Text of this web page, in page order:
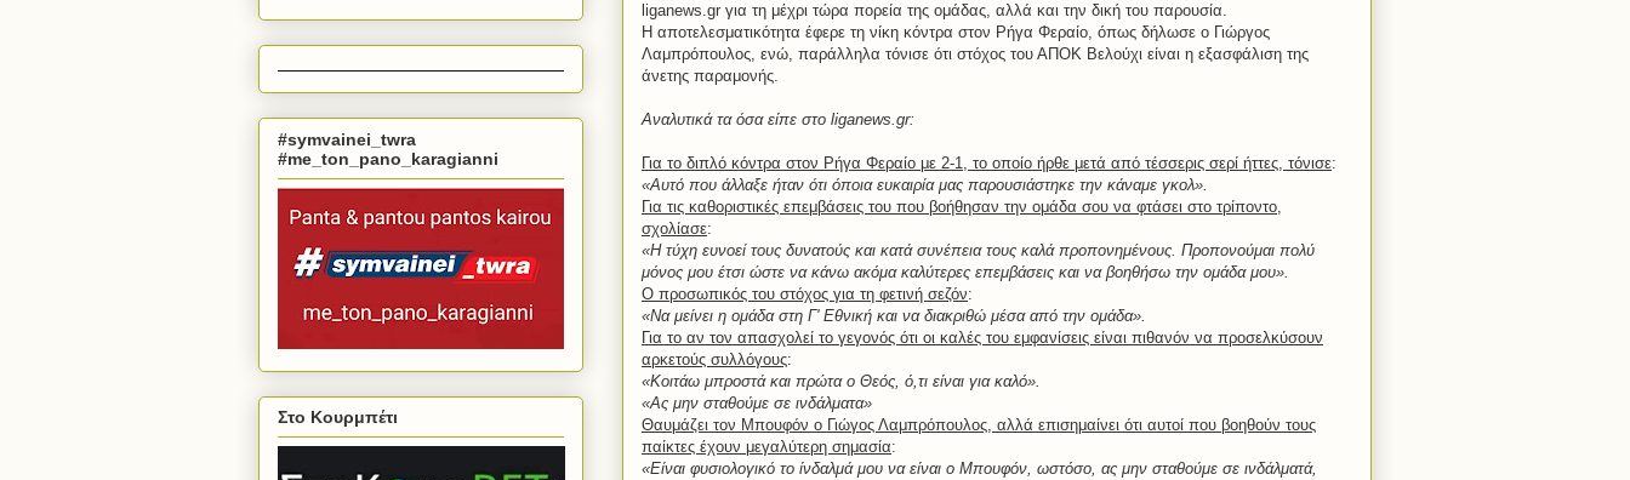
liganews.gr για τη μέχρι τώρα πορεία της ομάδας, αλλά και την δική του παρουσία.
Η αποτελεσματικότητα έφερε τη νίκη κόντρα στον Ρήγα Φεραίο, όπως δήλωσε ο Γιώργος
Λαμπρόπουλος, ενώ, παράλληλα τόνισε ότι στόχος του ΑΠΟΚ Βελούχι είναι η εξασφάλιση της
άνετης παραμονής.
Αναλυτικά τα όσα είπε στο liganews.gr:
Για το διπλό κόντρα στον Ρήγα Φεραίο με 2-1, το οποίο ήρθε μετά από τέσσερις σερί ήττες, τόνισε:
«Αυτό που άλλαξε ήταν ότι όποια ευκαιρία μας παρουσιάστηκε την κάναμε γκολ».
Για τις καθοριστικές επεμβάσεις του που βοήθησαν την ομάδα σου να φτάσει στο τρίποντο,
σχολίασε:
«Η τύχη ευνοεί τους δυνατούς και κατά συνέπεια τους καλά προπονημένους. Προπονούμαι πολύ
μόνος μου έτσι ώστε να κάνω ακόμα καλύτερες επεμβάσεις και να βοηθήσω την ομάδα μου».
Ο προσωπικός του στόχος για τη φετινή σεζόν:
«Να μείνει η ομάδα στη Γ' Εθνική και να διακριθώ μέσα από την ομάδα».
Για το αν τον απασχολεί το γεγονός ότι οι καλές του εμφανίσεις είναι πιθανόν να προσελκύσουν
αρκετούς συλλόγους:
«Κοιτάω μπροστά και πρώτα ο Θεός, ό,τι είναι για καλό».
«Ας μην σταθούμε σε ινδάλματα»
Θαυμάζει τον Μπουφόν ο Γιώγος Λαμπρόπουλος, αλλά επισημαίνει ότι αυτοί που βοηθούν τους
παίκτες έχουν μεγαλύτερη σημασία:
«Είναι φυσιολογικό το ίνδαλμά μου να είναι ο Μπουφόν, ωστόσο, ας μην σταθούμε σε ινδάλματά,
#symvainei_twra
#me_ton_pano_karagianni
Στο Κουρμπέτι